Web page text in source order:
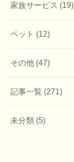
家族サービス (19)
ペット (12)
その他 (47)
記事一覧 (271)
未分類 (5)